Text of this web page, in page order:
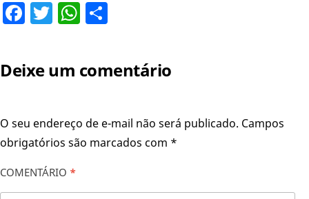
Facebook
TwitterWhatsApp
Deixe um comentário
O seu endereço de e-mail não será publicado. Campos
obrigatórios são marcados com *
COMENTÁRIO *